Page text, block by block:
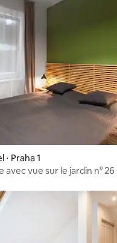
Praha 1
vue sur le jardin n° 26